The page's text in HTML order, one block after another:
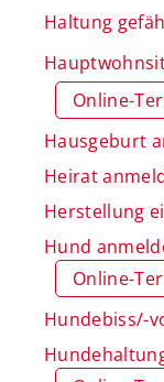
Haltung
Online-
Hausgeburt
Heirat
Herstellung
Hund
Online-
Hundebiss/-